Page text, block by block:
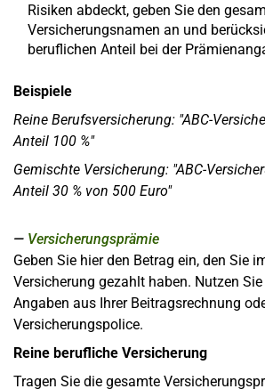
Risiken abdeckt, geben Sie den
Versicherungsnamen an und
beruflichen Anteil bei der
Beispiele
Reine Berufsversicherung: "ABC-
Anteil 100 %"
Gemischte Versicherung: "ABC-
Anteil 30 % von 500 Euro"
Versicherungsprämie
Geben Sie hier den Betrag ein, den Sie
Versicherung gezahlt haben. Nutzen
Angaben aus Ihrer Beitragsrechnung
Versicherungspolice.
Reine berufliche Versicherung
Tragen Sie die gesamte